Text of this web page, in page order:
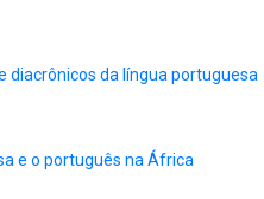
diacrônicos da língua portuguesa
e o português na África